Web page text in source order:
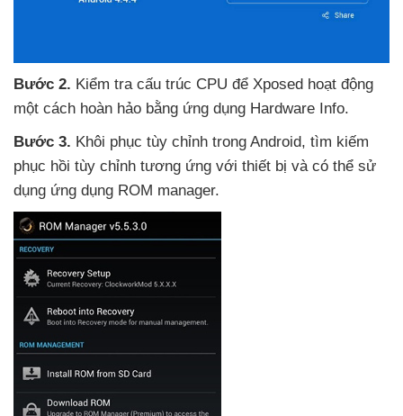
Bước 2. Kiểm tra cấu trúc CPU để Xposed hoạt động
một cách hoàn hảo bằng ứng dụng Hardware Info.
Bước 3. Khôi phục tùy chỉnh trong Android, tìm kiếm
phục hồi tùy chỉnh tương ứng với thiết bị và có thể sử
dụng ứng dụng ROM manager.